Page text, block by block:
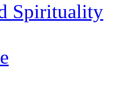
Spirituality